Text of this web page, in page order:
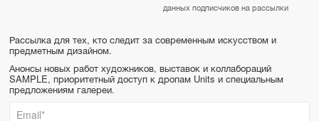
данных подписчиков на рассылки
Рассылка для тех, кто следит за современным искусством и
предметным дизайном.
Анонсы новых работ художников, выставок и коллабораций
SAMPLE, приоритетный доступ к дропам Units и специальным
предложениям галереи.